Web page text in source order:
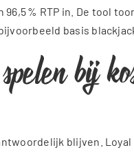
% RTP in. De tool
basis
bij
blijven.